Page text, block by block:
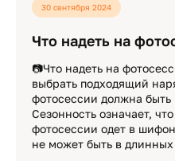
30 сентября 2024
Что надеть на
📷Что надеть на
выбрать подходящий
фотосессии должна быть
Сезонность означает,
фотосессии одет в
не может быть в